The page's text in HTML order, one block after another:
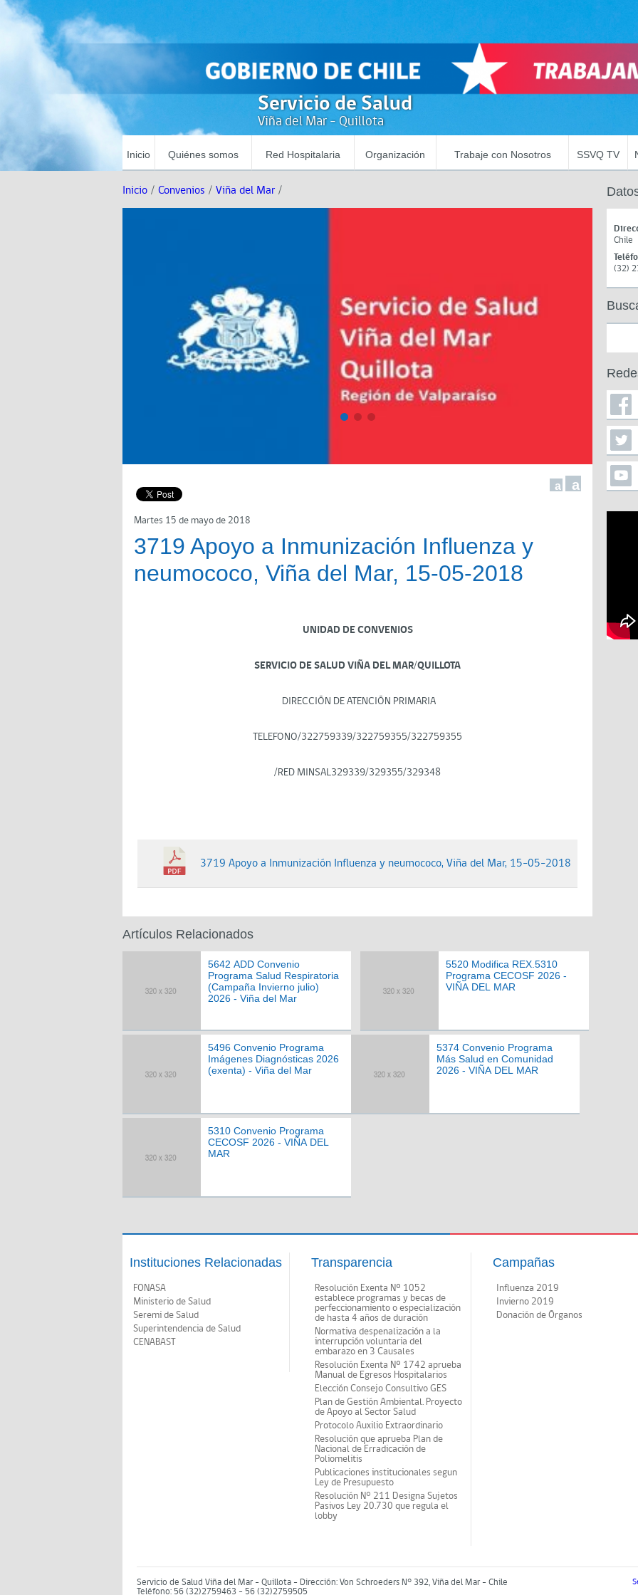
Servicio de Salud
Viña del Mar - Quillota
Inicio Quiénes somos Red Hospitalaria Organización Trabaje con Nosotros SSVQ TV
Inicio / Convenios / Viña del Mar /
a a
Martes 15 de mayo de 2018
3719 Apoyo a Inmunización Influenza y
neumococo, Viña del Mar, 15-05-2018
UNIDAD DE CONVENIOS
SERVICIO DE SALUD VIÑA DEL MAR/QUILLOTA
DIRECCIÓN DE ATENCIÓN PRIMARIA
TELEFONO/322759339/322759355/322759355
/RED MINSAL329339/329355/329348
3719 Apoyo a Inmunización Influenza y neumococo, Viña del Mar, 15-05-2018
Artículos Relacionados
5642 ADD Convenio
Programa Salud Respiratoria
(Campaña Invierno julio)
2026 - Viña del Mar
5520 Modifica REX.5310
Programa CECOSF 2026 -
VIÑA DEL MAR
5496 Convenio Programa
Imágenes Diagnósticas 2026
(exenta) - Viña del Mar
5374 Convenio Programa
Más Salud en Comunidad
2026 - VIÑA DEL MAR
5310 Convenio Programa
CECOSF 2026 - VIÑA DEL
MAR
Chile
(32)
Instituciones Relacionadas
FONASA
Ministerio de Salud
Seremi de Salud
Superintendencia de Salud
CENABAST
Transparencia
Resolución Exenta Nº 1052
establece programas y becas de
perfeccionamiento o especialización
de hasta 4 años de duración
Normativa despenalización a la
interrupción voluntaria del
embarazo en 3 Causales
Resolución Exenta Nº 1742 aprueba
Manual de Egresos Hospitalarios
Elección Consejo Consultivo GES
Plan de Gestión Ambiental. Proyecto
de Apoyo al Sector Salud
Protocolo Auxilio Extraordinario
Resolución que aprueba Plan de
Nacional de Erradicación de
Poliomelitis
Publicaciones institucionales segun
Ley de Presupuesto
Resolución N° 211 Designa Sujetos
Pasivos Ley 20.730 que regula el
lobby
Campañas
Influenza 2019
Invierno 2019
Donación de Órganos
Servicio de Salud Viña del Mar – Quillota - Dirección: Von Schroeders N° 392, Viña del Mar - Chile
Teléfono: 56 (32)2759463 - 56 (32)2759505